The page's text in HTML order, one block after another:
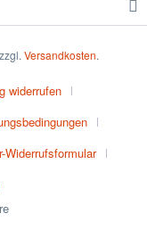
Versandkosten.
widerrufen
Widerrufsformular